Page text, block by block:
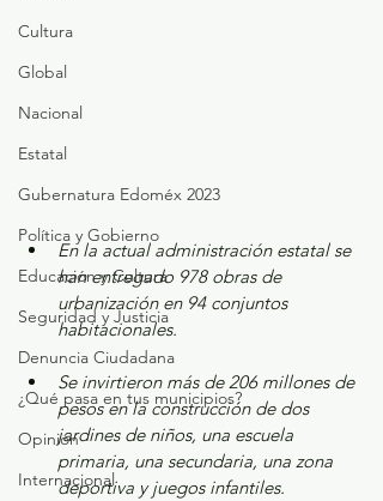
Cultura
Global
Nacional
Estatal
Gubernatura Edoméx 2023
Política y Gobierno
Educación y Cultura
Seguridad y Justicia
Denuncia Ciudadana
¿Qué pasa en tus municipios?
Opinión
Internacional
En la actual administración estatal se
han entregado 978 obras de
urbanización en 94 conjuntos
habitacionales.
Se invirtieron más de 206 millones de
pesos en la construcción de dos
jardines de niños, una escuela
primaria, una secundaria, una zona
deportiva y juegos infantiles.